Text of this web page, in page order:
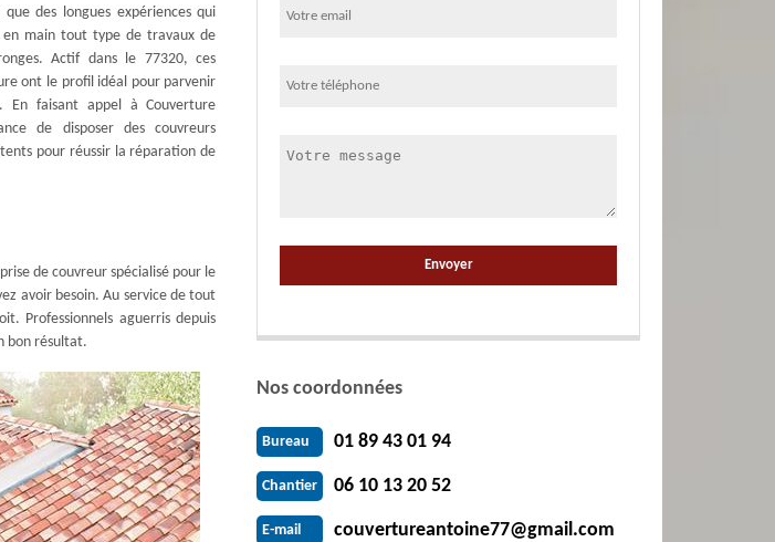
des longues expériences qui
main tout type de travaux de
Actif dans le 77320, ces
ont le profil idéal pour parvenir
En faisant appel à Couverture
de disposer des couvreurs
pour réussir la réparation de
de couvreur spécialisé pour le
avoir besoin. Au service de tout
Professionnels aguerris depuis
bon résultat.
Nos coordonnées
Bureau 01 89 43 01 94
Chantier 06 10 13 20 52
E-mail couvertureantoine77@gmail.com